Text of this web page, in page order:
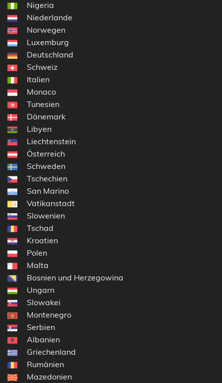
Nigeria
Niederlande
Norwegen
Luxemburg
Deutschland
Schweiz
Italien
Monaco
Tunesien
Dänemark
Libyen
Liechtenstein
Österreich
Schweden
Tschechien
San Marino
Vatikanstadt
Slowenien
Tschad
Kroatien
Polen
Malta
Bosnien und Herzegowina
Ungarn
Slowakei
Montenegro
Serbien
Albanien
Griechenland
Rumänien
Mazedonien